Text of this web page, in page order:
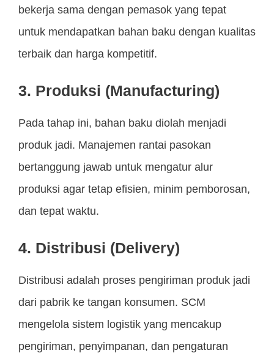
bekerja sama dengan pemasok yang tepat
untuk mendapatkan bahan baku dengan kualitas
terbaik dan harga kompetitif.
3. Produksi (Manufacturing)
Pada tahap ini, bahan baku diolah menjadi
produk jadi. Manajemen rantai pasokan
bertanggung jawab untuk mengatur alur
produksi agar tetap efisien, minim pemborosan,
dan tepat waktu.
4. Distribusi (Delivery)
Distribusi adalah proses pengiriman produk jadi
dari pabrik ke tangan konsumen. SCM
mengelola sistem logistik yang mencakup
pengiriman, penyimpanan, dan pengaturan